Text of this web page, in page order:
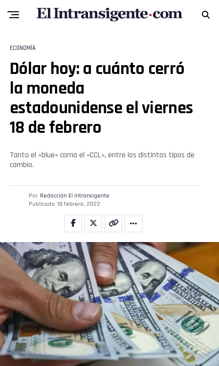
ECONOMÍA
Dólar hoy: a cuánto cerró
la moneda
estadounidense el viernes
18 de febrero
Tanto el «blue» como el «CCL», entre los distintos tipos de
cambio.
Por Redacción El intransigente
Publicado 18 febrero, 2022